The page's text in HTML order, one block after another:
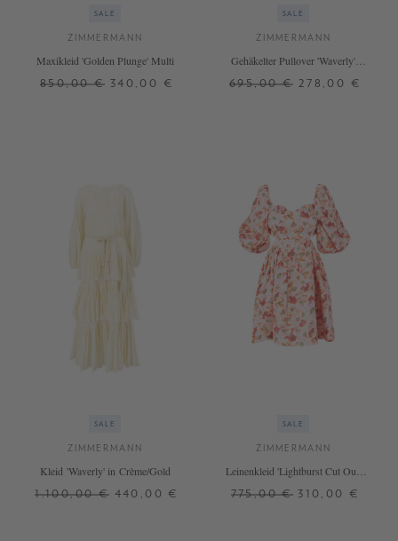
SALE
ZIMMERMANN
Maxikleid 'Golden Plunge' Multi
850,00 € 340,00 €
SALE
ZIMMERMANN
Gehäkelter Pullover 'Waverly'
695,00 € 278,00 €
SALE
ZIMMERMANN
Kleid 'Waverly' in Crème/Gold
1.100,00 € 440,00 €
SALE
ZIMMERMANN
Leinenkleid 'Lightburst Cut Out'
775,00 € 310,00 €